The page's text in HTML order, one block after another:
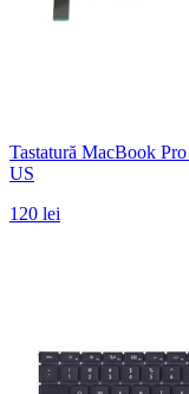
Tastatură MacBook
US
120 lei